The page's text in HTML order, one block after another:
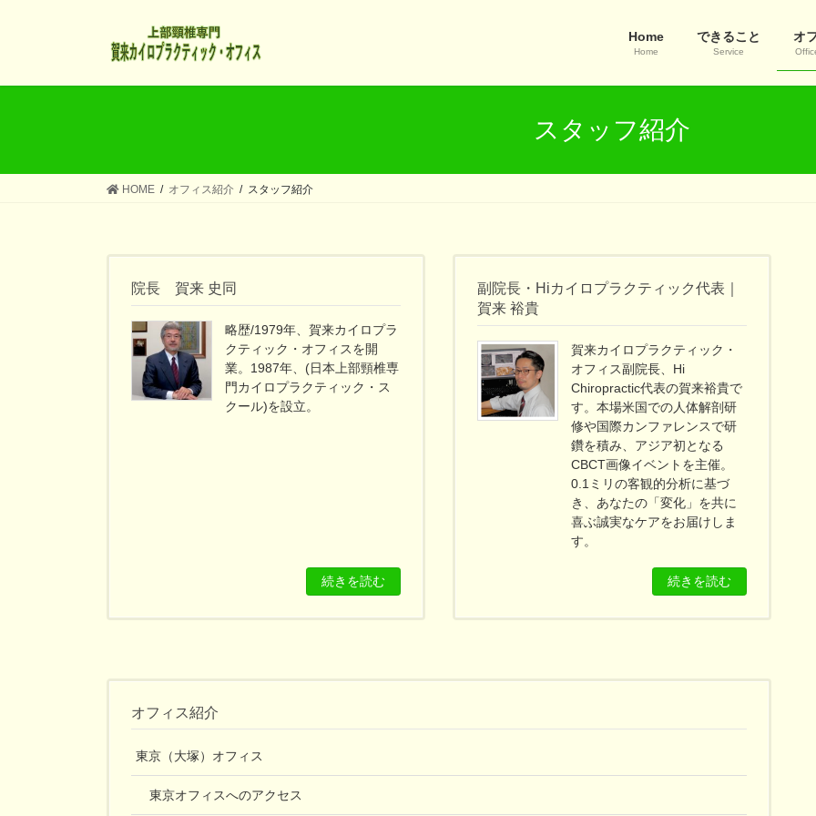
Home
Home
できること
Service
オ
スタッフ紹介
HOME オフィス紹介 スタッフ紹介
院長 賀来 史同
略歴/1979年、賀来カイロプラ
クティック・オフィスを開
業。1987年、(日本上部頸椎専
門カイロプラクティック・ス
クール)を設立。
続きを読む
副院長・Hiカイロプラクティック代表｜
賀来 裕貴
賀来カイロプラクティック・
オフィス副院長、Hi
Chiropractic代表の賀来裕貴で
す。本場米国での人体解剖研
修や国際カンファレンスで研
鑽を積み、アジア初となる
CBCT画像イベントを主催。
0.1ミリの客観的分析に基づ
き、あなたの「変化」を共に
喜ぶ誠実なケアをお届けしま
す。
続きを読む
オフィス紹介
東京（大塚）オフィス
東京オフィスへのアクセス